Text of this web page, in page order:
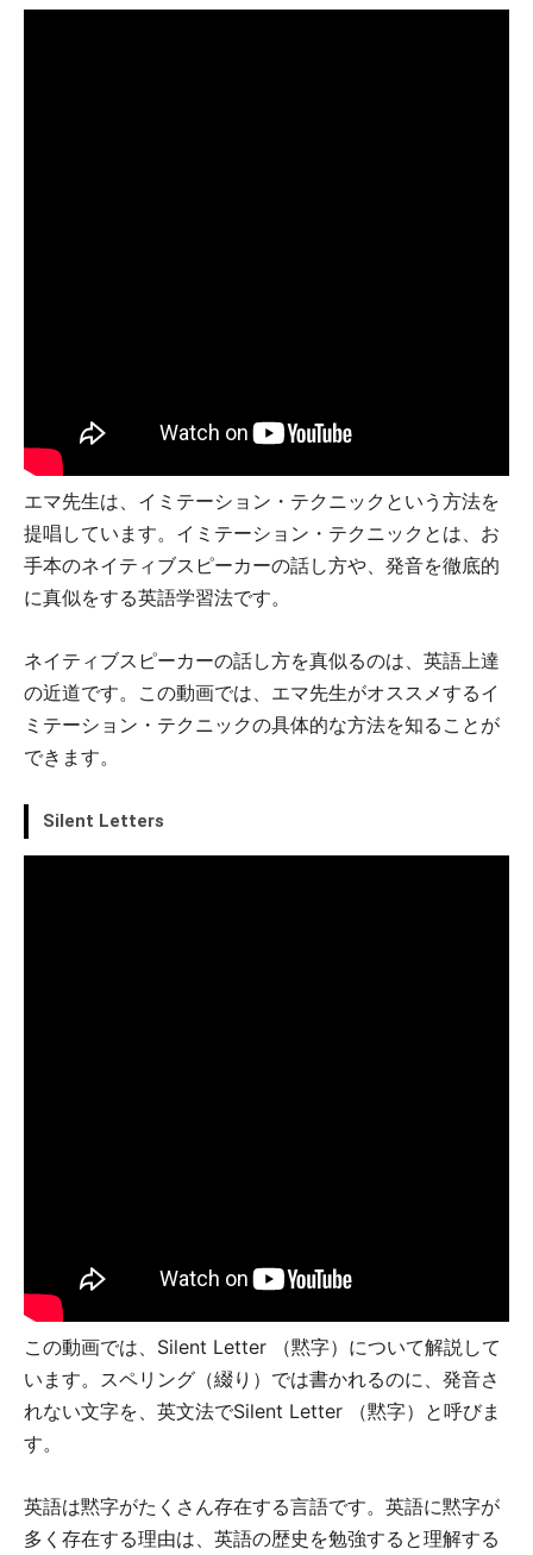
エマ先生は、イミテーション・テクニックという方法を
提唱しています。イミテーション・テクニックとは、お
手本のネイティブスピーカーの話し方や、発音を徹底的
に真似をする英語学習法です。
ネイティブスピーカーの話し方を真似るのは、英語上達
の近道です。この動画では、エマ先生がオススメするイ
ミテーション・テクニックの具体的な方法を知ることが
できます。
Silent Letters
この動画では、Silent Letter （黙字）について解説して
います。スペリング（綴り）では書かれるのに、発音さ
れない文字を、英文法でSilent Letter （黙字）と呼びま
す。
英語は黙字がたくさん存在する言語です。英語に黙字が
多く存在する理由は、英語の歴史を勉強すると理解する